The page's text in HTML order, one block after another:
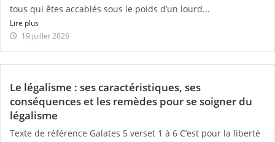
tous qui êtes accablés sous le poids d’un lourd...
Lire plus
19 juillet 2026
Le légalisme : ses caractéristiques, ses
conséquences et les remèdes pour se soigner du
légalisme
Texte de référence Galates 5 verset 1 à 6 C’est pour la liberté